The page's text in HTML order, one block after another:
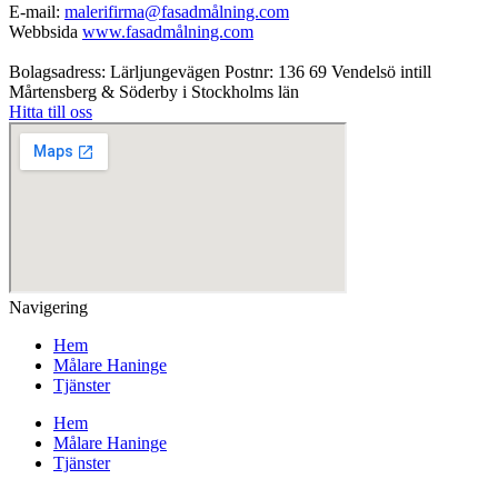
E-mail: malerifirma@fasadmålning.com
Webbsida www.fasadmålning.com
Bolagsadress: Lärljungevägen Postnr: 136 69 Vendelsö intill
Mårtensberg & Söderby i Stockholms län
Hitta till oss
Navigering
Hem
Målare Haninge
Tjänster
Hem
Målare Haninge
Tjänster